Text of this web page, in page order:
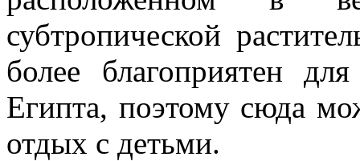
субтропической
более благоприятен
Египта, поэтому сюда
отдых с детьми.